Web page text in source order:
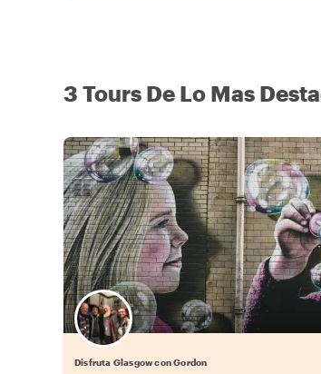
3 Tours De Lo Mas
Disfruta Glasgow con Gordon